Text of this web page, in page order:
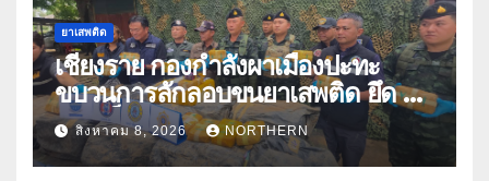
ยาเสพติด
เชียงราย กองกำลังผาเมืองปะทะ
ขบวนการลักลอบขนยาเสพติด ยึด 2
ล้านเม็ด
สิงหาคม 8, 2026 NORTHERN